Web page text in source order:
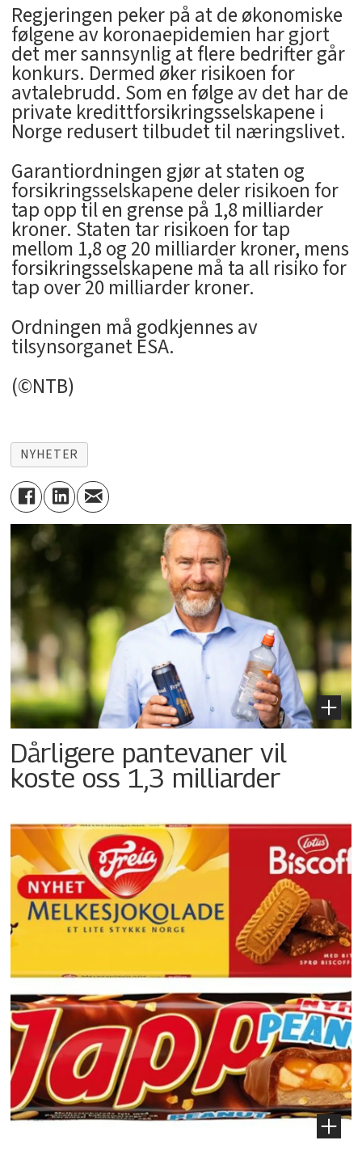
Regjeringen peker på at de økonomiske
følgene av koronaepidemien har gjort
det mer sannsynlig at flere bedrifter går
konkurs. Dermed øker risikoen for
avtalebrudd. Som en følge av det har de
private kredittforsikringsselskapene i
Norge redusert tilbudet til næringslivet.
Garantiordningen gjør at staten og
forsikringsselskapene deler risikoen for
tap opp til en grense på 1,8 milliarder
kroner. Staten tar risikoen for tap
mellom 1,8 og 20 milliarder kroner, mens
forsikringsselskapene må ta all risiko for
tap over 20 milliarder kroner.
Ordningen må godkjennes av
tilsynsorganet ESA.
(©NTB)
NYHETER
Dårligere pantevaner vil
koste oss 1,3 milliarder